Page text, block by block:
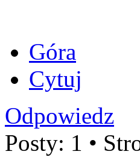
Góra
Cytuj
Odpowiedz
Posty: 1 •